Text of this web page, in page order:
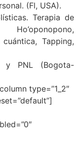
(Fl, USA).
Terapia de
Tapping,
y PNL (Bogota-
type=”1_2″